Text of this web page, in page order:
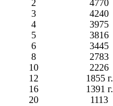
2
4770
3
4240
4
3975
5
3816
6
3445
8
2783
10
2226
12
1855 г.
16
1391 г.
20
1113